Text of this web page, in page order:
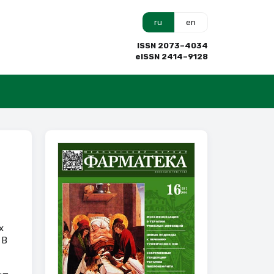
ru en
ISSN 2073–4034
eISSN 2414–9128